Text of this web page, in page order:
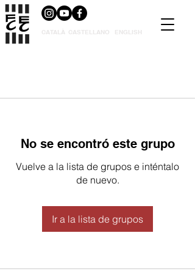
CATALÀ CASTELLANO ENGLISH
No se encontró este grupo
Vuelve a la lista de grupos e inténtalo
de nuevo.
Ir a la lista de grupos